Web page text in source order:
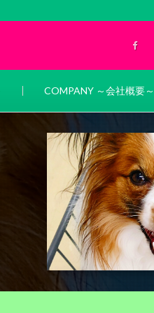
COMPANY ～会社概要～